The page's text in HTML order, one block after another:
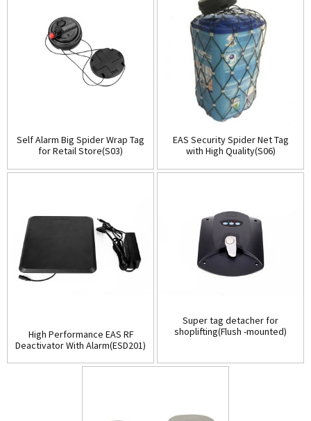
Self Alarm Big Spider Wrap Tag
for Retail Store(S03)
EAS Security Spider Net Tag
with High Quality(S06)
High Performance EAS RF
Deactivator With Alarm(ESD201)
Super tag detacher for
shoplifting(Flush -mounted)